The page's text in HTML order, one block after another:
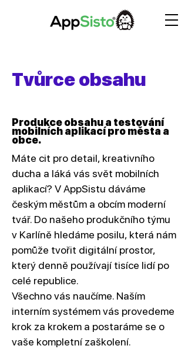
Tvůrce obsahu
Produkce obsahu a testování
mobilních aplikací pro města a
obce.
Máte cit pro detail, kreativního
ducha a láká vás svět mobilních
aplikací? V AppSistu dáváme
českým městům a obcím moderní
tvář. Do našeho produkčního týmu
v Karlíně hledáme posilu, která nám
pomůže tvořit digitální prostor,
který denně používají tisíce lidí po
celé republice.
Všechno vás naučíme. Naším
interním systémem vás provedeme
krok za krokem a postaráme se o
vaše kompletní zaškolení.